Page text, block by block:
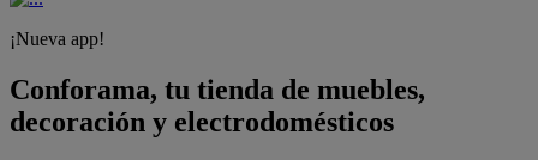
¡Nueva app!
Conforama, tu tienda de muebles,
decoración y electrodomésticos